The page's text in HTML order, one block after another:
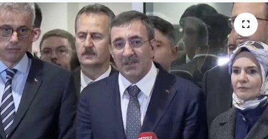
Eğlence
Ekonomi
Forum
Gerçeğin İzinde